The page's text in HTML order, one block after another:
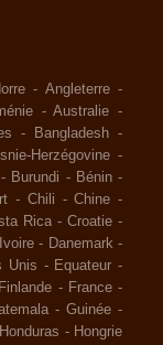
- Angleterre -
-Australie -
- Bangladesh -
Herzégovine -
- Burundi - Bénin -
- Chili -Chine -
Rica -Croatie -
- Danemark -
Unis - Equateur -
Finlande - France -
- Guinée -
Honduras - Hongrie